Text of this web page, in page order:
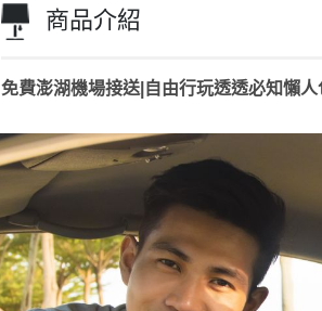
商品介紹
免費澎湖機場接送|自由行玩透透必知懶人